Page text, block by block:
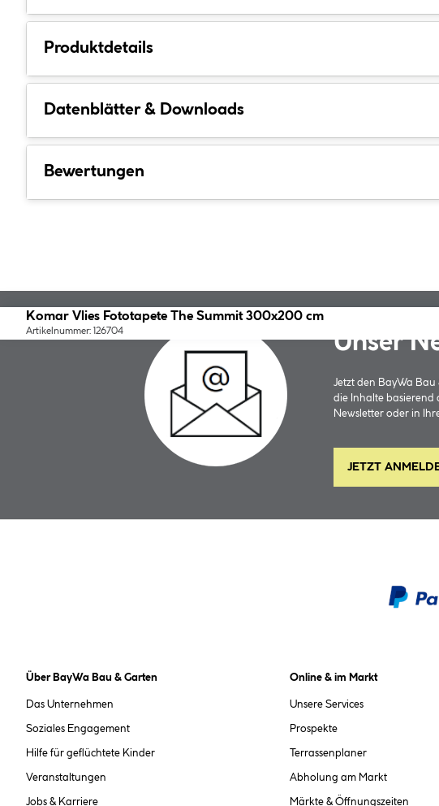
Produktdetails
Datenblätter & Downloads
Bewertungen
Komar Vlies Fototapete The Summit 300x200 cm
Artikelnummer: 126704 Unser
Jetzt den BayWa
die Inhalte basierend
Newsletter oder in
JETZT
Über BayWa Bau & Garten
Das Unternehmen
Soziales Engagement
Hilfe für geflüchtete Kinder
Veranstaltungen
Jobs & Karriere
Online & im Markt
Unsere Services
Prospekte
Terrassenplaner
Abholung am Markt
Märkte & Öffnungszeiten